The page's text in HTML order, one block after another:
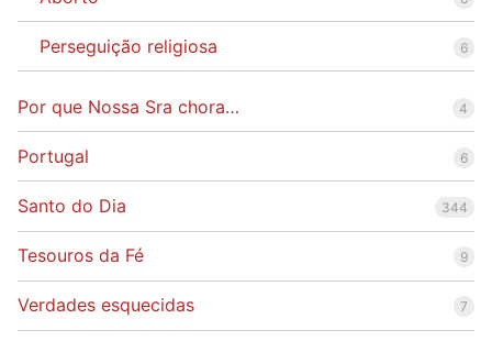
Perseguição religiosa 6
Por que Nossa Sra chora… 4
Portugal 6
Santo do Dia 344
Tesouros da Fé 9
Verdades esquecidas 7